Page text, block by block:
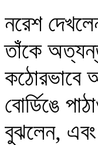
নরেশ
তাঁকে
কঠোরভাবে
বোর্ডিঙে
বুঝলেন, এবং